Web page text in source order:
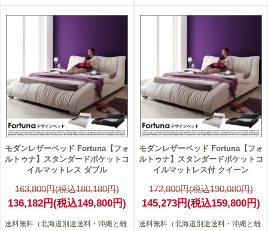
モダンレザーベッド Fortuna【フォ
ルトゥナ】スタンダードポケットコ
イルマットレス ダブル
163,800円(税込180,180円)
136,182円(税込149,800円)
送料無料（北海道別途送料・沖縄と離
モダンレザーベッド Fortuna【フォ
ルトゥナ】スタンダードポケットコ
イルマットレス付 クイーン
172,800円(税込190,080円)
145,273円(税込159,800円)
送料無料（北海道別途送料・沖縄と離